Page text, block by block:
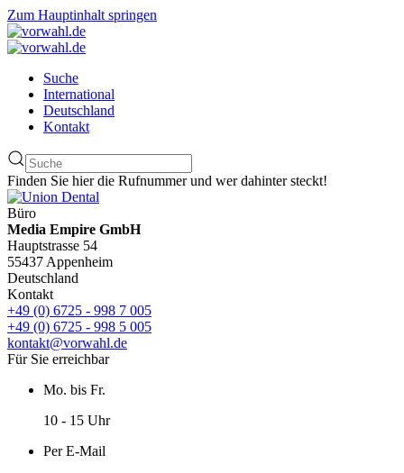
Zum Hauptinhalt springen
Suche
International
Deutschland
Kontakt
Finden Sie hier die Rufnummer und wer dahinter steckt!
Büro
Media Empire GmbH
Hauptstrasse 54
55437 Appenheim
Deutschland
Kontakt
+49 (0) 6725 - 998 7 005
+49 (0) 6725 - 998 5 005
kontakt@vorwahl.de
Für Sie erreichbar
Mo. bis Fr.
10 - 15 Uhr
Per E-Mail